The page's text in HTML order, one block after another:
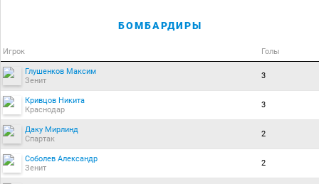
БОМБАРДИРЫ
Игрок Голы
Глушенков Максим
Зенит
3
Кривцов Никита
Краснодар
3
Даку Мирлинд
Спартак
2
Соболев Александр
Зенит
2